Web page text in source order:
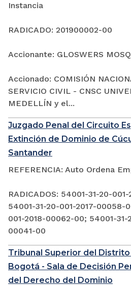
Instancia
RADICADO: 201900002-00
Accionante: GLOSWERS
Accionado: COMISIÓN
SERVICIO CIVIL - CNSC
MEDELLÍN y el...
Juzgado Penal del Circuito
Extinción de Dominio de
Santander
REFERENCIA: Auto Ordena
RADICADOS: 54001-31-20-
54001-31-20-001-2017-00058-
001-2018-00062-00; 54001-31-
00041-00
Tribunal Superior del
Bogotá - Sala de Decisión
del Derecho del Dominio